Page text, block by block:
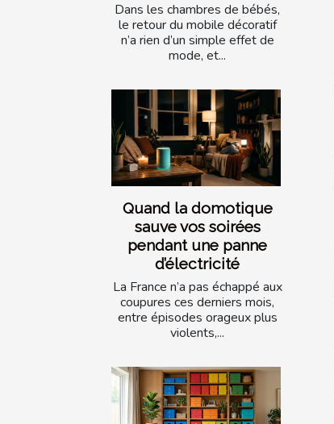
Dans les chambres de bébés,
le retour du mobile décoratif
n’a rien d’un simple effet de
mode, et...
Quand la domotique
sauve vos soirées
pendant une panne
d’électricité
La France n’a pas échappé aux
coupures ces derniers mois,
entre épisodes orageux plus
violents,...